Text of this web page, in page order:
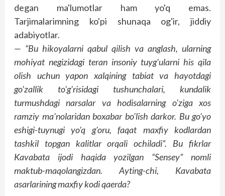
degan ma'lumotlar ham yo'q emas.
Tarjimalarimning ko'pi shunaqa og'ir, jiddiy
adabiyotlar.
— “Bu hikoyalarni qabul qilish va ang­lash, ularning
mohiyat negizidagi teran insoniy tuyg'ularni his qila
olish uchun yapon xalqining tabiat va hayotdagi
go'zallik to'g'risidagi tushunchalari, kundalik
turmushdagi narsalar va hodisalarning o'ziga xos
ramziy ma'nolaridan boxabar bo'lish darkor. Bu go'yo
eshigi-tuynugi yo'q g'oru, faqat maxfiy kodlardan
tashkil topgan kalitlar orqali ochiladi”. Bu fikrlar
Kavabata ijodi haqida yozilgan “Sensey” nomli
maktub-maqolangizdan. Ayting-chi, Kavabata
asarlarining maxfiy kodi qaerda?